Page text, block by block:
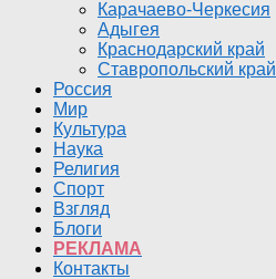
Карачаево-Черкесия
Адыгея
Краснодарский край
Ставропольский край
Россия
Мир
Культура
Наука
Религия
Спорт
Взгляд
Блоги
РЕКЛАМА
Контакты